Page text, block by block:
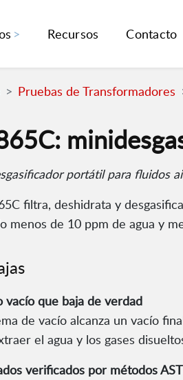
Recursos Contacto
Pruebas de Transformadores
portátil para fluidos
filtra, deshidrata y
menos de 10 ppm de agua y
vacío que baja de verdad
de vacío alcanza un vacío
el agua y los gases
verificados por métodos